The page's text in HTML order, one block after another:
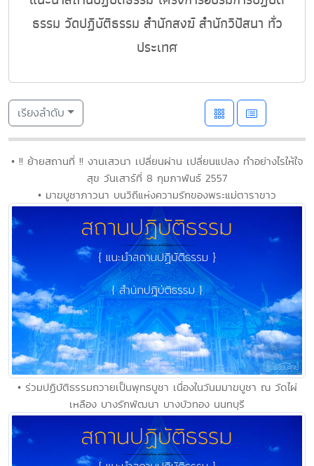
ธรรม วัดปฏิบัติธรรม สำนักสงฆ์ สำนักวิปัสนา ทั่ว
ประเทศ
เรียงลำดับ
• !! ย้ายสถานที่ !! งานเสวนา เปลี่ยนผ่าน เปลี่ยนแปลง ทำอย่างไรให้ใจ
สุข วันเสาร์ที่ 8 กุมภาพันธ์ 2557
• มาฆบูชาภาวนา บนวิถีแห่งความรักของพระแม่ตาราขาว
• ร่วมปฏิบัติธรรมถวายเป็นพุทธบูชา เนื่องในวันมมาฆบูชา ณ วัดไผ่
เหลือง บางรักพัฒนา บางบัวทอง นนทบุรี